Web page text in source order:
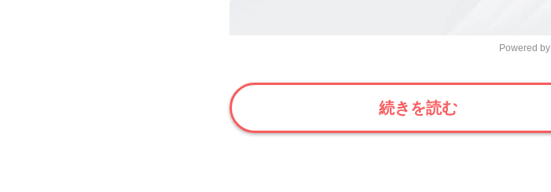
Powered by
続きを読む